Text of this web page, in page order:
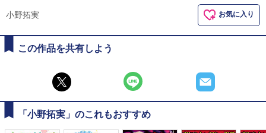
小野拓実 お気に入り
この作品を共有しよう
「小野拓実」のこれもおすすめ